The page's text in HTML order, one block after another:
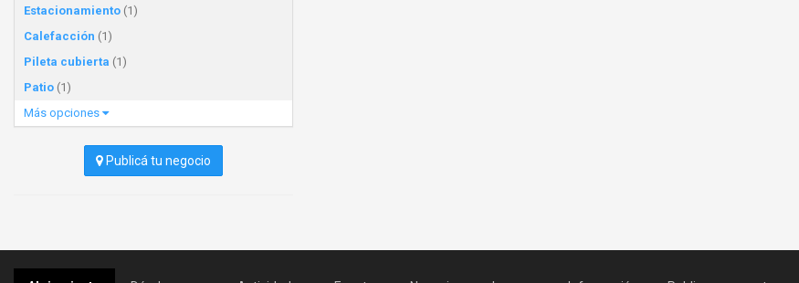
Estacionamiento (1)
Calefacción (1)
Pileta cubierta (1)
Patio (1)
Más opciones
Publicá tu negocio